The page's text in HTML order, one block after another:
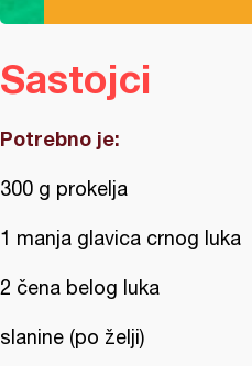
Sastojci
Potrebno je:
300 g prokelja
1 manja glavica crnog luka
2 čena belog luka
slanine (po želji)